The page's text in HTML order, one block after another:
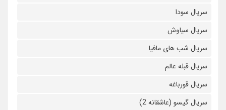
سریال سودا
سریال سیاوش
سریال شب های مافیا
سریال قبله عالم
سریال قورباغه
سریال گیسو (عاشقانه 2)